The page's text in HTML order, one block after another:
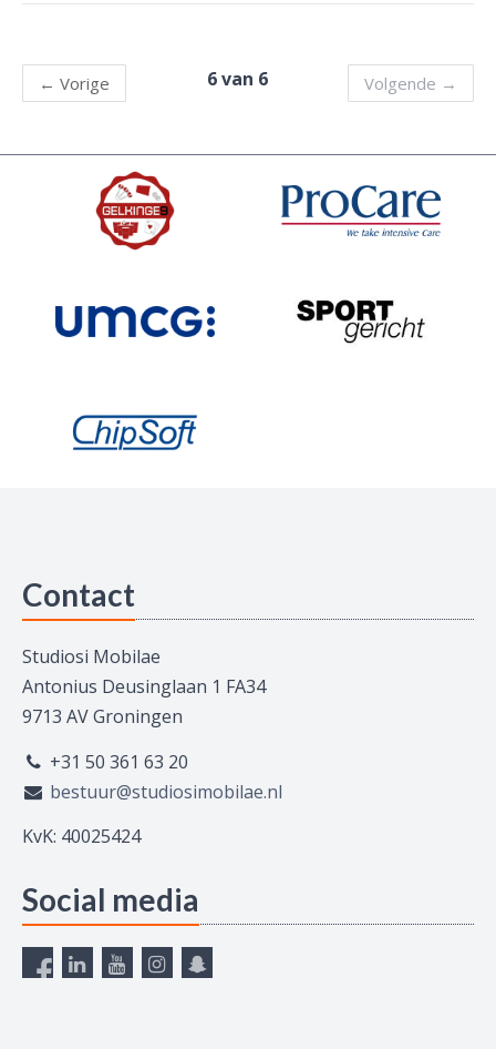
← Vorige 6 van 6 Volgende →
Contact
Studiosi Mobilae
Antonius Deusinglaan 1 FA34
9713 AV Groningen
+31 50 361 63 20
bestuur@studiosimobilae.nl
KvK: 40025424
Social media